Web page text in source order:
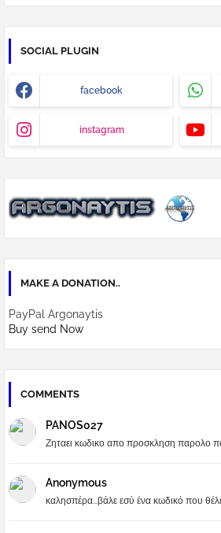
SOCIAL PLUGIN
facebook
instagram
MAKE A DONATION..
PayPal Argonaytis
Buy send Now
COMMENTS
PANOS027
Ζηταει κωδικο απο προσκληση παρολο
Anonymous
καλησπέρα...βάλε εσύ ένα κωδικό που